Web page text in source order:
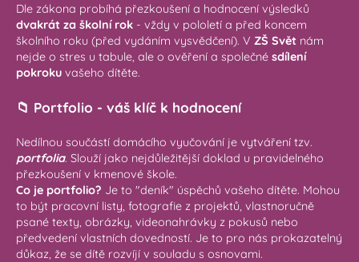
Dle zákona probíhá přezkoušení a hodnocení výsledků
dvakrát za školní rok - vždy v pololetí a před koncem
školního roku (před vydáním vysvědčení). V ZŠ Svět nám
nejde o stres u tabule, ale o ověření a společné sdílení
pokroku vašeho dítěte.
📁 Portfolio - váš klíč k hodnocení
Nedílnou součástí domácího vyučování je vytváření tzv.
portfolia. Slouží jako nejdůležitější doklad u pravidelného
přezkoušení v kmenové škole.
Co je portfolio? Je to "deník" úspěchů vašeho dítěte. Mohou
to být pracovní listy, fotografie z projektů, vlastnoručně
psané texty, obrázky, videonahrávky z pokusů nebo
předvedení vlastních dovedností. Je to pro nás prokazatelný
důkaz, že se dítě rozvíjí v souladu s osnovami.